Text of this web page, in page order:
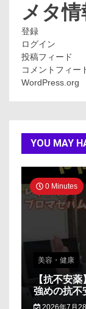
メタ情
登録
ログイン
投稿フィード
コメントフィー
WordPress.org
YOU MAY
0 Minutes
美容・健康
【抗不安
強めの抗不